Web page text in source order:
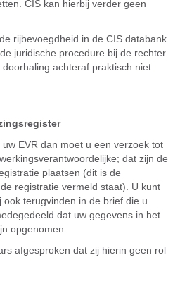
CIS kan hierbij verder geen
rijbevoegdheid in de CIS databank
juridische procedure bij de rechter
achteraf praktisch niet
EVR dan moet u een verzoek tot
dat zijn de
plaatsen (dit is de
registratie vermeld staat). U kunt
terugvinden in de brief die u
dat uw gegevens in het
opgenomen.
afgesproken dat zij hierin geen rol